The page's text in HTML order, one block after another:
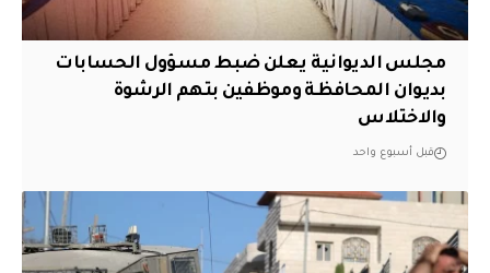
مجلس الديوانية يعلن ضبط مسؤول الحسابات
بديوان المحافظة وموظفين بتهم الرشوة
والاختلاس
قبل أسبوع واحد